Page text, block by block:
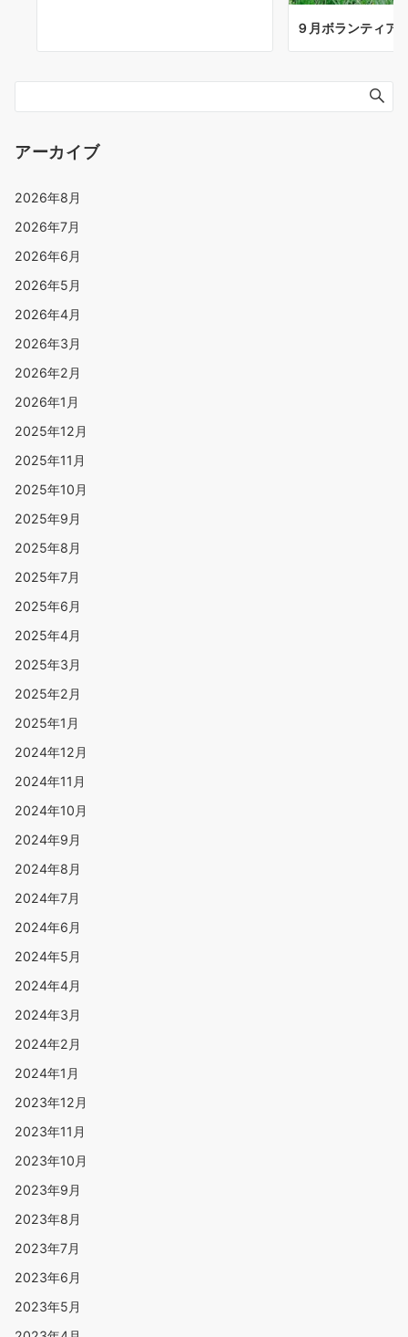
９月ボランティア
アーカイブ
2026年8月
2026年7月
2026年6月
2026年5月
2026年4月
2026年3月
2026年2月
2026年1月
2025年12月
2025年11月
2025年10月
2025年9月
2025年8月
2025年7月
2025年6月
2025年4月
2025年3月
2025年2月
2025年1月
2024年12月
2024年11月
2024年10月
2024年9月
2024年8月
2024年7月
2024年6月
2024年5月
2024年4月
2024年3月
2024年2月
2024年1月
2023年12月
2023年11月
2023年10月
2023年9月
2023年8月
2023年7月
2023年6月
2023年5月